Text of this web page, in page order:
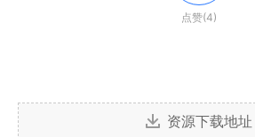
点赞(4)
资源下载地址